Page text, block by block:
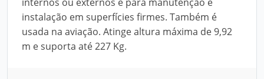
instalação em superfícies firmes. Também é
usada na aviação. Atinge altura máxima de 9,92
m e suporta até 227 Kg.